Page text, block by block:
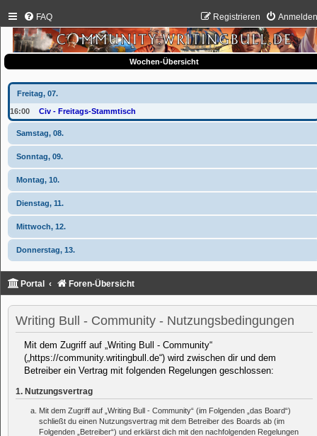
FAQ Registrieren
Wochen-Übersicht
Freitag, 07.
16:00 Civ - Freitags-Stammtisch
Samstag, 08.
Sonntag, 09.
Montag, 10.
Dienstag, 11.
Mittwoch, 12.
Donnerstag, 13.
Portal Foren-Übersicht
Writing Bull - Community - Nutzungsbedingungen
Mit dem Zugriff auf „Writing Bull - Community“
(„https://community.writingbull.de“) wird zwischen dir und dem
Betreiber ein Vertrag mit folgenden Regelungen geschlossen:
1. Nutzungsvertrag
Mit dem Zugriff auf „Writing Bull - Community“ (im Folgenden „das Board“)
schließt du einen Nutzungsvertrag mit dem Betreiber des Boards ab (im
Folgenden „Betreiber“) und erklärst dich mit den nachfolgenden Regelungen